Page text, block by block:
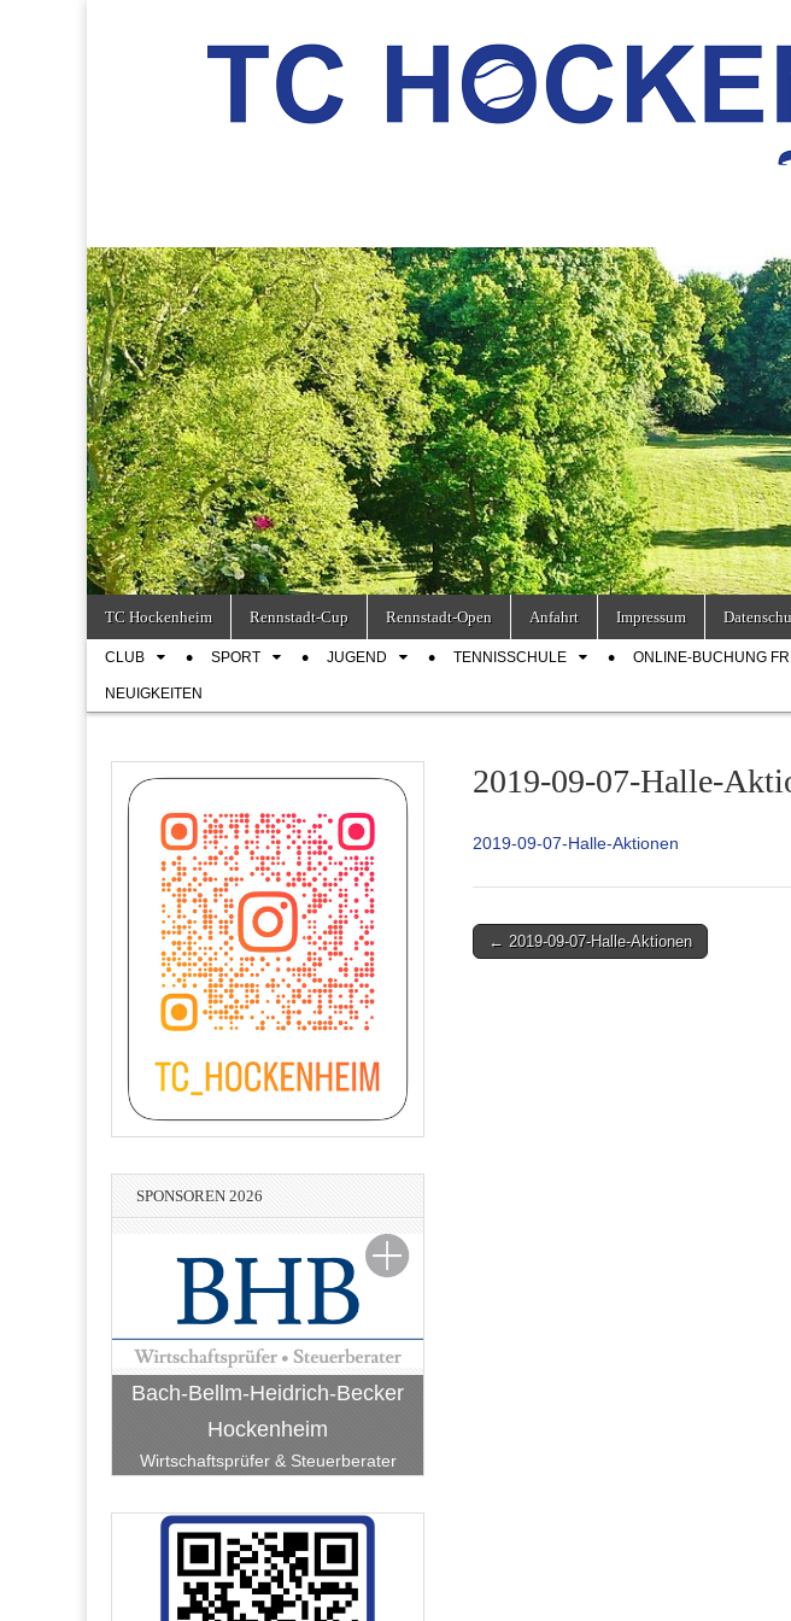
TC Hockenheim
Main
menu
content
TC Hockenheim Rennstadt-Cup Rennstadt-Open Anfahrt Impressum
SubCLUB SPORT JUGEND TENNISSCHULE ONLINE-BUCHUNG
NEUIGKEITEN
2019-09-07-Halle-
2019-09-07-Halle-Aktionen
Post← 2019-09-07-Halle-Aktionen
SPONSOREN 2026
Bach-Bellm-Heidrich-Becker
Hockenheim
Wirtschaftsprüfer & Steuerberater
Lean-Consulting - Hans-Peter